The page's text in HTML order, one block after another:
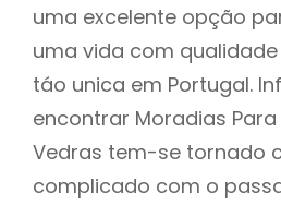
uma excelente opção
uma vida com
táo unica em Portugal.
encontrar Moradias
Vedras tem-se tornado
complicado com o